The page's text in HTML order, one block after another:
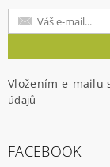
Vložením e-mailu
údajů
FACEBOOK